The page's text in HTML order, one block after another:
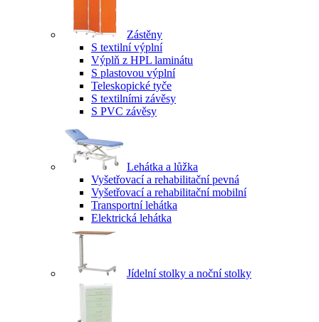
Zástěny
S textilní výplní
Výplň z HPL laminátu
S plastovou výplní
Teleskopické tyče
S textilními závěsy
S PVC závěsy
Lehátka a lůžka
Vyšetřovací a rehabilitační pevná
Vyšetřovací a rehabilitační mobilní
Transportní lehátka
Elektrická lehátka
Jídelní stolky a noční stolky